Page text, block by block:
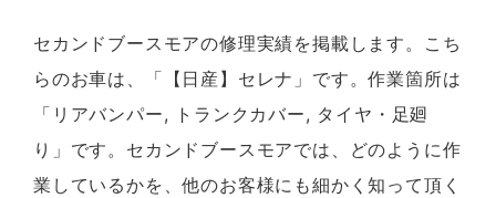
セカンドブースモアの修理実績を掲載します。こち
らのお車は、「【日産】セレナ」です。作業箇所は
「リアバンパー, トランクカバー, タイヤ・足廻
り」です。セカンドブースモアでは、どのように作
業しているかを、他のお客様にも細かく知って頂く